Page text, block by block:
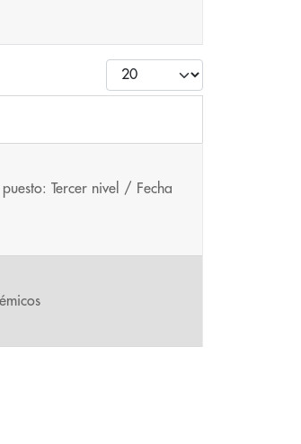
Cantidad
Tercer nivel / Fecha